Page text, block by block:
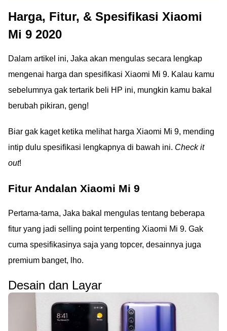
Harga, Fitur, & Spesifikasi Xiaomi
Mi 9 2020
Dalam artikel ini, Jaka akan mengulas secara lengkap
mengenai harga dan spesifikasi Xiaomi Mi 9. Kalau kamu
sebelumnya gak tertarik beli HP ini, mungkin kamu bakal
berubah pikiran, geng!
Biar gak kaget ketika melihat harga Xiaomi Mi 9, mending
intip dulu spesifikasi lengkapnya di bawah ini. Check it
out!
Fitur Andalan Xiaomi Mi 9
Pertama-tama, Jaka bakal mengulas tentang beberapa
fitur yang jadi selling point terpenting Xiaomi Mi 9. Gak
cuma spesifikasinya saja yang topcer, desainnya juga
premium banget, lho.
Desain dan Layar